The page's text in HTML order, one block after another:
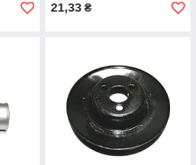
21,33 ₴